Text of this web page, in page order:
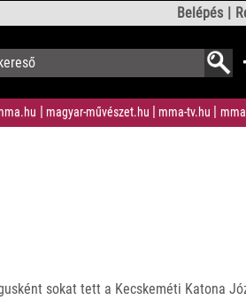
Belépés
magyar-művészet.hu mma-tv.hu
sokat tett a Kecskeméti Katona